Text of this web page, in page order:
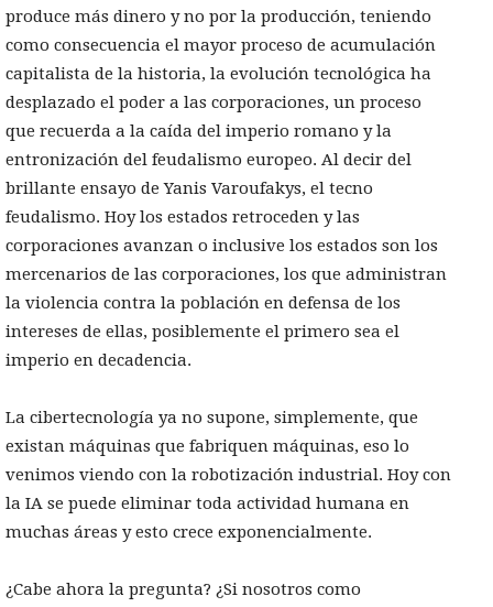
produce más dinero y no por la producción, teniendo
como consecuencia el mayor proceso de acumulación
capitalista de la historia, la evolución tecnológica ha
desplazado el poder a las corporaciones, un proceso
que recuerda a la caída del imperio romano y la
entronización del feudalismo europeo. Al decir del
brillante ensayo de Yanis Varoufakys, el tecno
feudalismo. Hoy los estados retroceden y las
corporaciones avanzan o inclusive los estados son los
mercenarios de las corporaciones, los que administran
la violencia contra la población en defensa de los
intereses de ellas, posiblemente el primero sea el
imperio en decadencia.
La cibertecnología ya no supone, simplemente, que
existan máquinas que fabriquen máquinas, eso lo
venimos viendo con la robotización industrial. Hoy con
la IA se puede eliminar toda actividad humana en
muchas áreas y esto crece exponencialmente.
¿Cabe ahora la pregunta? ¿Si nosotros como